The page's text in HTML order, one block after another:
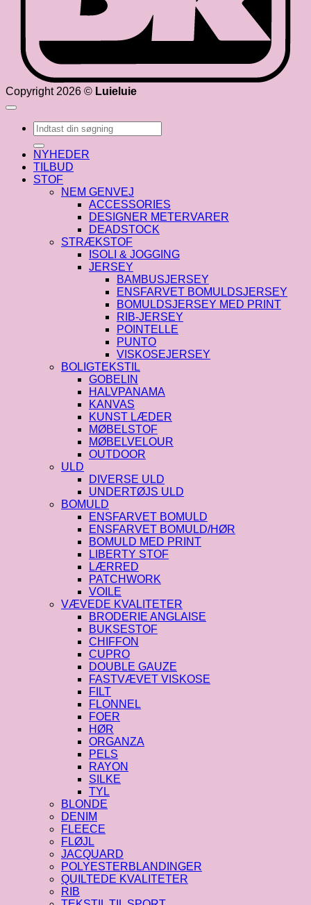
Copyright 2026 © Luieluie
Søg
efter:
NYHEDER
TILBUD
STOF
NEM GENVEJ
ACCESSORIES
DESIGNER METERVARER
DEADSTOCK
STRÆKSTOF
ISOLI & JOGGING
JERSEY
BAMBUSJERSEY
ENSFARVET BOMULDSJERSEY
BOMULDSJERSEY MED PRINT
RIB-JERSEY
POINTELLE
PUNTO
VISKOSEJERSEY
BOLIGTEKSTIL
GOBELIN
HALVPANAMA
KANVAS
KUNST LÆDER
MØBELSTOF
MØBELVELOUR
OUTDOOR
ULD
DIVERSE ULD
UNDERTØJS ULD
BOMULD
ENSFARVET BOMULD
ENSFARVET BOMULD/HØR
BOMULD MED PRINT
LIBERTY STOF
LÆRRED
PATCHWORK
VOILE
VÆVEDE KVALITETER
BRODERIE ANGLAISE
BUKSESTOF
CHIFFON
CUPRO
DOUBLE GAUZE
FASTVÆVET VISKOSE
FILT
FLONNEL
FOER
HØR
ORGANZA
PELS
RAYON
SILKE
TYL
BLONDE
DENIM
FLEECE
FLØJL
JACQUARD
POLYESTERBLANDINGER
QUILTEDE KVALITETER
RIB